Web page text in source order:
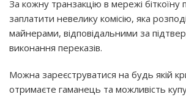
За кожну транзакцію в мережі біткоїну
заплатити невелику комісію, яка
майнерами, відповідальними за
виконання переказів.
Можна зареєструватися на будь якій
отримаєте гаманець та можливість